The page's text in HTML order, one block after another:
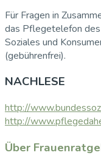
Für Fragen in
das Pflegetelefon
Soziales und
(gebührenfrei).
NACHLESE
http://
http://
Über